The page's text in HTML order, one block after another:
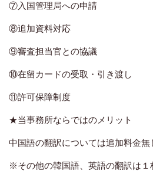
⑦入国管理局への申請
⑧追加資料対応
⑨審査担当官との協議
⑩在留カードの受取・引き渡し
⑪許可保障制度
★当事務所ならではのメリット
中国語の翻訳については追加料金無
※その他の韓国語、英語の翻訳は